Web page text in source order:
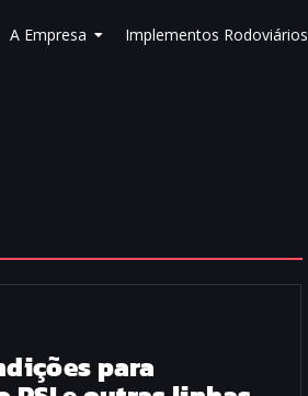
A Empresa Implementos Rodoviários
para